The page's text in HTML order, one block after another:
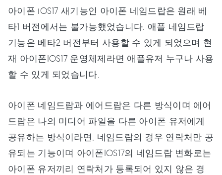
아이폰 iOS17 새기능인 아이폰 네임드랍은 원래 베
타1 버전에서는 불가능했었습니다. 애플 네임드랍
기능은 베타2 버전부터 사용할 수 있게 되었으며 현
재 아이폰IOS17 운영체제라면 애플유저 누구나 사용
할 수 있게 되었습니다.
아이폰 네임드랍과 에어드랍은 다른 방식이며 에어
드랍은 나의 미디어 파일을 다른 아이폰 유저에게
공유하는 방식이라면, 네임드랍의 경우 연락처만 공
유되는 기능이며 아이폰IOS17의 네임드랍 변화로는
아이폰 유저끼리 연락처가 등록되어 있지 않은 경